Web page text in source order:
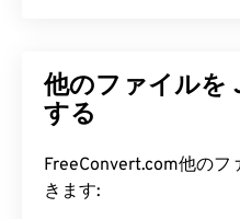
Ricoh Imaging
PHOTO Laboratory
これはPEFを開くため
す。PEFを表示するため
た汎用ファイル形式で
が、広く使用されている
での転送やウェブサイ
の JPEG圧縮
他のファイルを
する
FreeConvert.com他のフ
きます: